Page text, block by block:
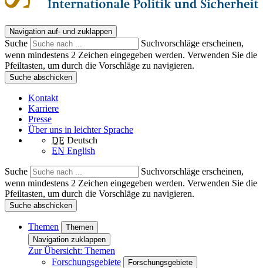
Navigation auf- und zuklappen
Suche
Suchvorschläge erscheinen,
wenn mindestens 2 Zeichen eingegeben werden. Verwenden Sie die
Pfeiltasten, um durch die Vorschläge zu navigieren.
Suche abschicken
Kontakt
Karriere
Presse
Über uns in leichter Sprache
DE Deutsch
EN English
Suche
Suchvorschläge erscheinen,
wenn mindestens 2 Zeichen eingegeben werden. Verwenden Sie die
Pfeiltasten, um durch die Vorschläge zu navigieren.
Suche abschicken
Themen
Themen
Navigation zuklappen
Zur Übersicht: Themen
Forschungsgebiete
Forschungsgebiete